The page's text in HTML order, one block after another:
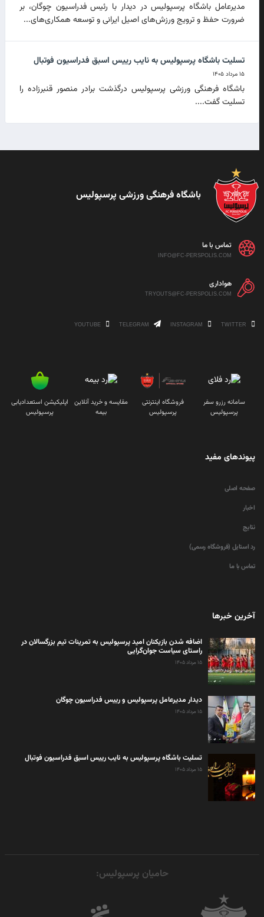
مدیرعامل باشگاه پرسپولیس در دیدار با رئیس فدراسیون چوگان، بر
ضرورت حفظ و ترویج ورزش‌های اصیل ایرانی و توسعه همکاری‌های...
تسلیت باشگاه پرسپولیس به نایب رییس اسبق فدراسیون فوتبال
۱۵ مرداد ۱۴۰۵
باشگاه فرهنگی ورزشی پرسپولیس درگذشت برادر منصور قنبرزاده را
تسلیت گفت....
باشگاه فرهنگی ورزشی پرسپولیس
تماس با ما
INFO@FC-PERSPOLIS.COM
هواداری
TRYOUTS@FC-PERSPOLIS.COM
سامانه رزرو سفر
پرسپولیس
فروشگاه اینترنتی
پرسپولیس
مقایسه و خرید آنلاین
بیمه
اپلیکیشن استعدادیابی
پرسپولیس
پیوندهای مفید
صفحه اصلی
اخبار
نتایج
رد استایل (فروشگاه رسمی)
تماس با ما
آخرین خبرها
اضافه شدن بازیکنان امید پرسپولیس به تمرینات تیم بزرگسالان در
راستای سیاست جوان‌گرایی
۱۵ مرداد ۱۴۰۵
دیدار مدیرعامل پرسپولیس و رییس فدراسیون چوگان
۱۵ مرداد ۱۴۰۵
تسلیت باشگاه پرسپولیس به نایب رییس اسبق فدراسیون فوتبال
۱۵ مرداد ۱۴۰۵
حامیان پرسپولیس: